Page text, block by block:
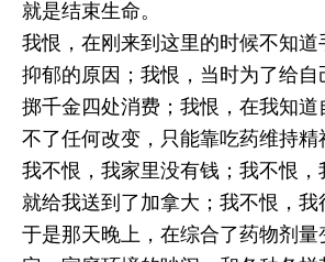
就是结束生命。
我恨，在刚来到这里的时候不知道
抑郁的原因；我恨，当时为了给自
掷千金四处消费；我恨，在我知道
不了任何改变，只能靠吃药维持精
我不恨，我家里没有钱；我不恨，
就给我送到了加拿大；我不恨，我
于是那天晚上，在综合了药物剂量